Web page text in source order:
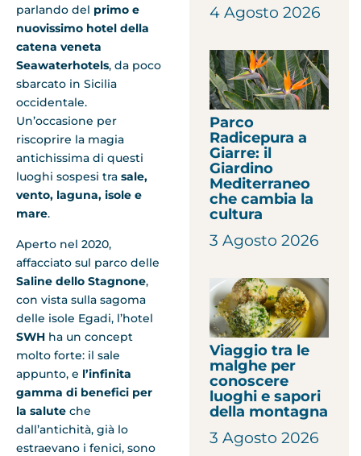
parlando del primo e
nuovissimo hotel della
catena veneta
Seawaterhotels, da poco
sbarcato in Sicilia
occidentale.
Un’occasione per
riscoprire la magia
antichissima di questi
luoghi sospesi tra sale,
vento, laguna, isole e
mare.
Aperto nel 2020,
affacciato sul parco delle
Saline dello Stagnone,
con vista sulla sagoma
delle isole Egadi, l’hotel
SWH ha un concept
molto forte: il sale
appunto, e l’infinita
gamma di benefici per
la salute che
dall’antichità, già lo
estraevano i fenici, sono
4 Agosto 2026
Parco
Radicepura a
Giarre: il
Giardino
Mediterraneo
che cambia la
cultura
3 Agosto 2026
Viaggio tra le
malghe per
conoscere
luoghi e sapori
della montagna
3 Agosto 2026